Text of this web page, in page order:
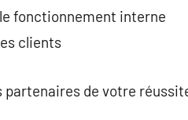
fonctionnement interne
clients
partenaires de votre